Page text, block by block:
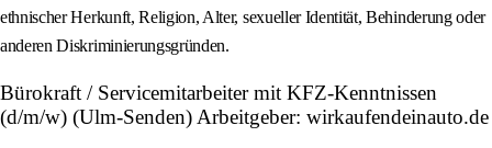
ethnischer Herkunft, Religion, Alter, sexueller Identität, Behinderung oder
anderen Diskriminierungsgründen.
Bürokraft / Servicemitarbeiter mit KFZ-Kenntnissen
(d/m/w) (Ulm-Senden) Arbeitgeber: wirkaufendeinauto.de